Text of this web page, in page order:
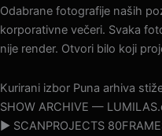
Odabrane fotografije naših
korporativne večeri. Svaka
nije render. Otvori bilo koji
Kurirani izbor Puna arhiva
SHOW ARCHIVE —
▶ SCANPROJECTS 80